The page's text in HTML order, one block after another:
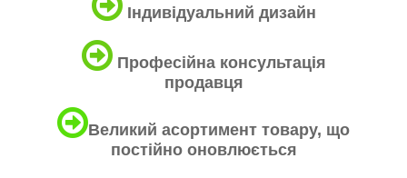
Індивідуальний дизайн
Професійна консультація
продавця
Великий асортимент товару, що
постійно оновлюється